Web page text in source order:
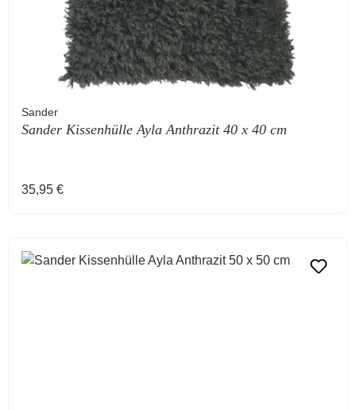
Sander
Sander Kissenhülle Ayla Anthrazit 40 x 40 cm
Regulärer Preis:
35,95 €